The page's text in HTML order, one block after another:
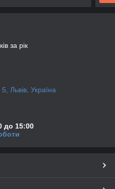
за рік
Львів, Україна
до 15:00